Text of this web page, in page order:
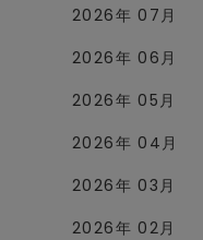
2026年 07月
2026年 06月
2026年 05月
2026年 04月
2026年 03月
2026年 02月